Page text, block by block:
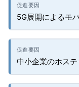
5G展開によるモ
中小企業のホス